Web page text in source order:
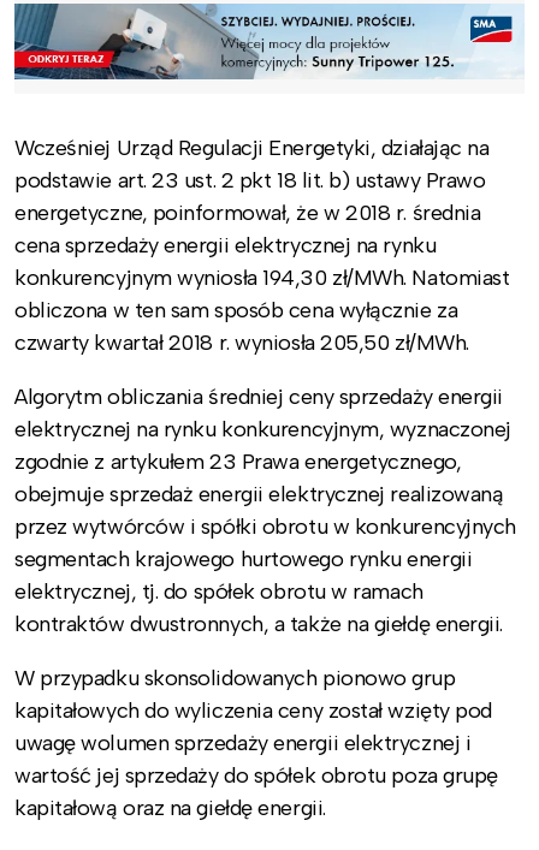
Wcześniej Urząd Regulacji Energetyki, działając na
podstawie art. 23 ust. 2 pkt 18 lit. b) ustawy Prawo
energetyczne, poinformował, że w 2018 r. średnia
cena sprzedaży energii elektrycznej na rynku
konkurencyjnym wyniosła 194,30 zł/MWh. Natomiast
obliczona w ten sam sposób cena wyłącznie za
czwarty kwartał 2018 r. wyniosła 205,50 zł/MWh.
Algorytm obliczania średniej ceny sprzedaży energii
elektrycznej na rynku konkurencyjnym, wyznaczonej
zgodnie z artykułem 23 Prawa energetycznego,
obejmuje sprzedaż energii elektrycznej realizowaną
przez wytwórców i spółki obrotu w konkurencyjnych
segmentach krajowego hurtowego rynku energii
elektrycznej, tj. do spółek obrotu w ramach
kontraktów dwustronnych, a także na giełdę energii.
W przypadku skonsolidowanych pionowo grup
kapitałowych do wyliczenia ceny został wzięty pod
uwagę wolumen sprzedaży energii elektrycznej i
wartość jej sprzedaży do spółek obrotu poza grupę
kapitałową oraz na giełdę energii.